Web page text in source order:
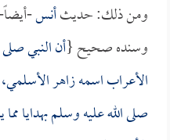
ومن ذلك: حديثأنس-
وسنده صحيح {أن النبي
الأعراب اسمهزاهر الأسلمي
صلى الله عليه وسلم بهدايا